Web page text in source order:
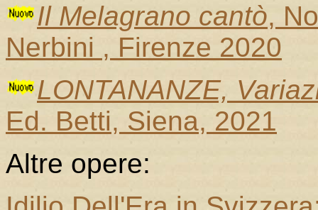
Il Melagrano cantò,
Nerbini , Firenze 2020
LONTANANZE,
Ed. Betti, Siena, 2021
Altre opere: